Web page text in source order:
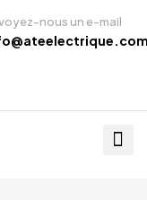
nous un e-mail